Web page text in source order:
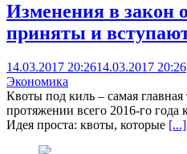
Изменения в закон
приняты и
14.03.2017 20:2614.03.2017 20:26
Экономика
Квоты под киль – самая
протяжении всего 2016-го года
Идея проста: квоты, которые [...]